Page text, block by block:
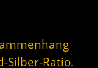
Silber-Ratio.